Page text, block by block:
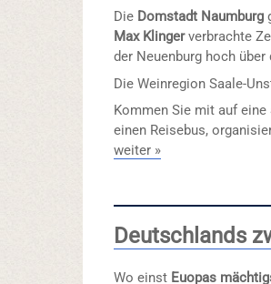
Die Domstadt Naumburg
Max Klingerverbrachte
der Neuenburg hoch
Die Weinregion Saale-
Kommen Sie mit auf eine
einen Reisebus,
weiter »
Deutschlands
Wo einst Euopas